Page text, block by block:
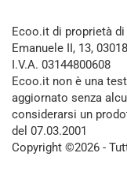
Ecoo.it di proprietà di
Emanuele II, 13,
I.V.A. 03144800608
Ecoo.it non è una
aggiornato senza
considerarsi un
del 07.03.2001
Copyright ©2026 -